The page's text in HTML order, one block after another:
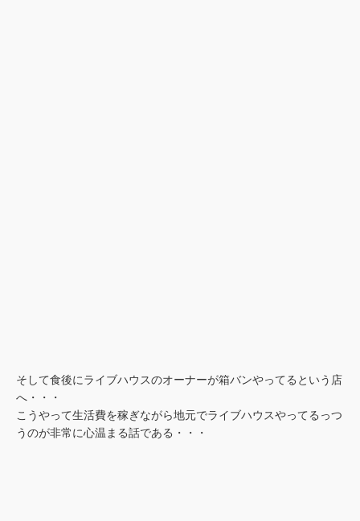
そして食後にライブハウスのオーナーが箱バンやってるという店
へ・・・
こうやって生活費を稼ぎながら地元でライブハウスやってるっつ
うのが非常に心温まる話である・・・